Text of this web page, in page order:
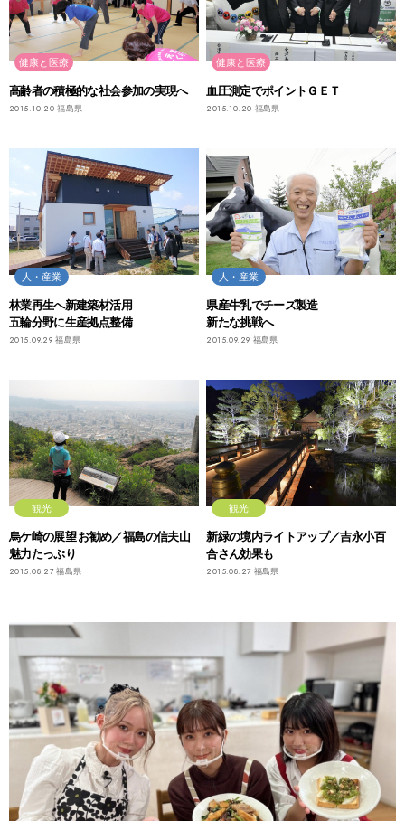
健康と医療
高齢者の積極的な社会参加の実現へ
2015.10.20 福島県
健康と医療
血圧測定でポイントＧＥＴ
2015.10.20 福島県
人・産業
林業再生へ新建築材活用
五輪分野に生産拠点整備
2015.09.29 福島県
人・産業
県産牛乳でチーズ製造
新たな挑戦へ
2015.09.29 福島県
観光
烏ケ崎の展望 お勧め／福島の信夫山
魅力たっぷり
2015.08.27 福島県
観光
新緑の境内ライトアップ／吉永小百
合さん効果も
2015.08.27 福島県